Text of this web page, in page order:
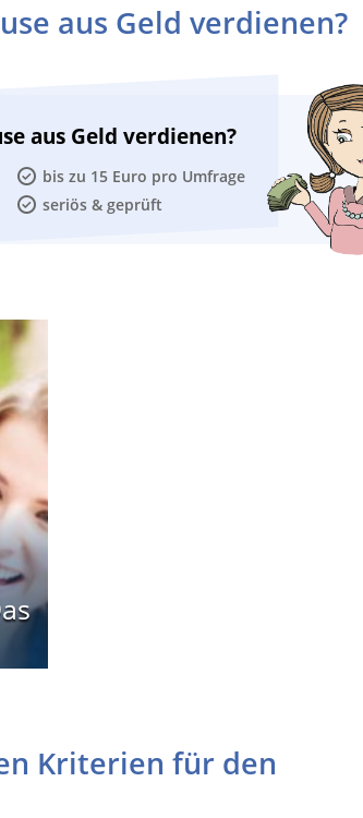
aus Geld verdienen?
aus Geld verdienen?
bis zu 15 Euro pro Umfrage
seriös & geprüft
Kriterien für den
Geld verdienen als Tagger